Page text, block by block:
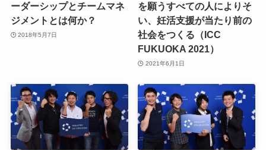
ーダーシップとチームマネ
ジメントとは何か？
2018年5月7日
を願うすべての人によりそ
い、妊活支援が当たり前の
社会をつくる（ICC
FUKUOKA 2021）
2021年6月1日